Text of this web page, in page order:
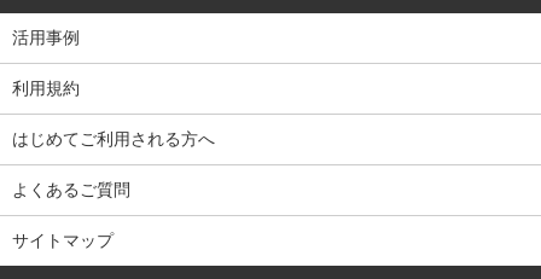
活用事例
利用規約
はじめてご利用される方へ
よくあるご質問
サイトマップ